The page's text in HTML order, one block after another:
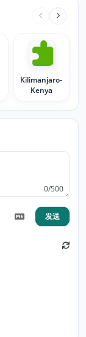
Kilimanjaro-
Kenya
0/500
发送